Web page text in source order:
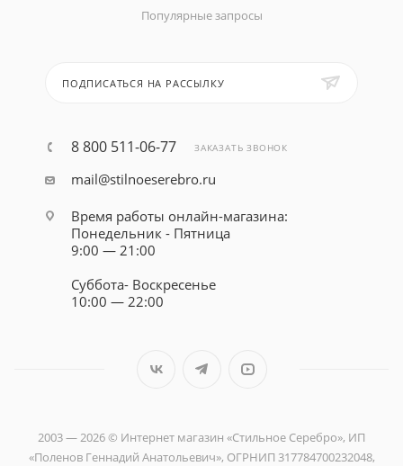
Популярные запросы
ПОДПИСАТЬСЯ НА РАССЫЛКУ
8 800 511-06-77 ЗАКАЗАТЬ ЗВОНОК
mail@stilnoeserebro.ru
Время работы онлайн-магазина:
Понедельник - Пятница
9:00 — 21:00
Суббота- Воскресенье
10:00 — 22:00
2003 — 2026 © Интернет магазин «Стильное Серебро», ИП
«Поленов Геннадий Анатольевич», ОГРНИП 317784700232048,